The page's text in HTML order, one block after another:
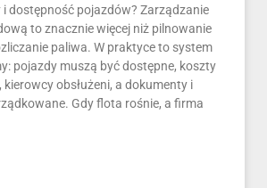
i dostępność pojazdów? Zarządzanie
to znacznie więcej niż pilnowanie
paliwa. W praktyce to system
pojazdy muszą być dostępne, koszty
obsłużeni, a dokumenty i
Gdy flota rośnie, a firma